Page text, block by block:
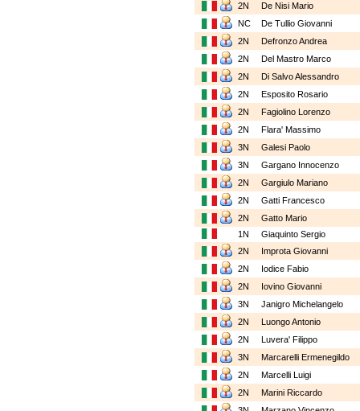
2N
De Nisi Mario
NC
De Tullio Giovanni
2N
Defronzo Andrea
2N
Del Mastro Marco
2N
Di Salvo Alessandro
2N
Esposito Rosario
2N
Fagiolino Lorenzo
2N
Flara' Massimo
3N
Galesi Paolo
3N
Gargano Innocenzo
2N
Gargiulo Mariano
2N
Gatti Francesco
2N
Gatto Mario
1N
Giaquinto Sergio
2N
Improta Giovanni
2N
Iodice Fabio
2N
Iovino Giovanni
3N
Janigro Michelangelo
2N
Luongo Antonio
2N
Luvera' Filippo
3N
Marcarelli Ermenegildo
2N
Marcelli Luigi
2N
Marini Riccardo